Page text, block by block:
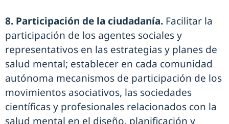
8. Participación de la ciudadanía. Facilitar la
participación de los agentes sociales y
representativos en las estrategias y planes de
salud mental; establecer en cada comunidad
autónoma mecanismos de participación de los
movimientos asociativos, las sociedades
científicas y profesionales relacionados con la
salud mental en el diseño, planificación y